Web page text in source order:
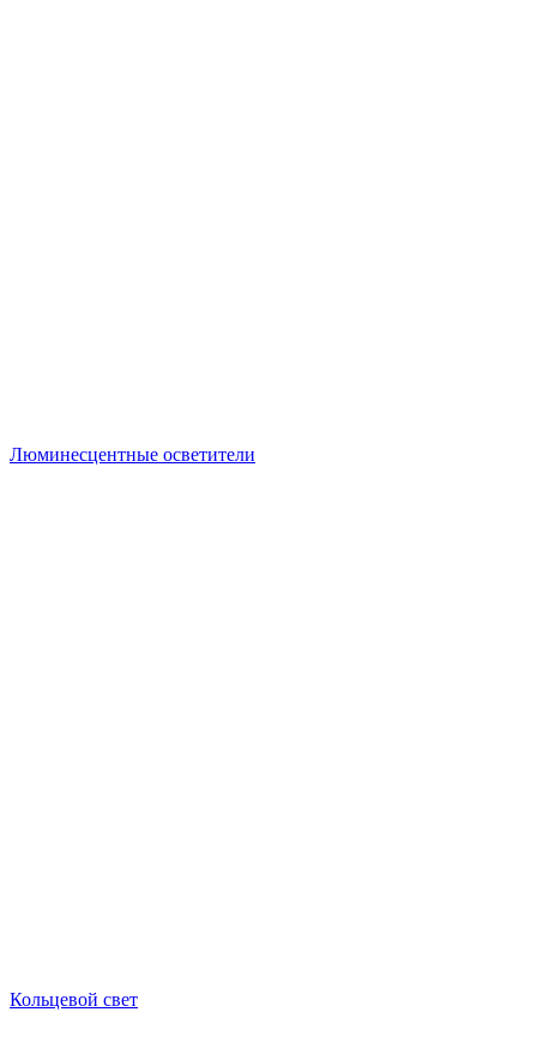
Люминесцентные осветители
Кольцевой свет